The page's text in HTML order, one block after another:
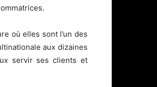
où elles sont l’un des
aux dizaines
servir ses clients et